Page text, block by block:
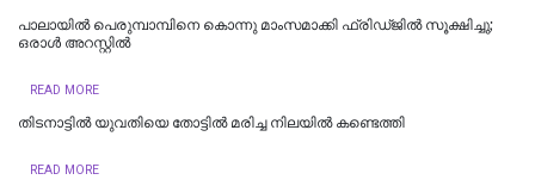
പാലായിൽ പെരുമ്പാമ്പിനെ കൊന്നു മാംസമാക്കി ഫ്രിഡ്ജിൽ സൂക്ഷിച്ചു;
ഒരാൾ അറസ്റ്റിൽ
READ MORE
തിടനാട്ടിൽ യുവതിയെ തോട്ടിൽ മരിച്ച നിലയിൽ കണ്ടെത്തി
READ MORE